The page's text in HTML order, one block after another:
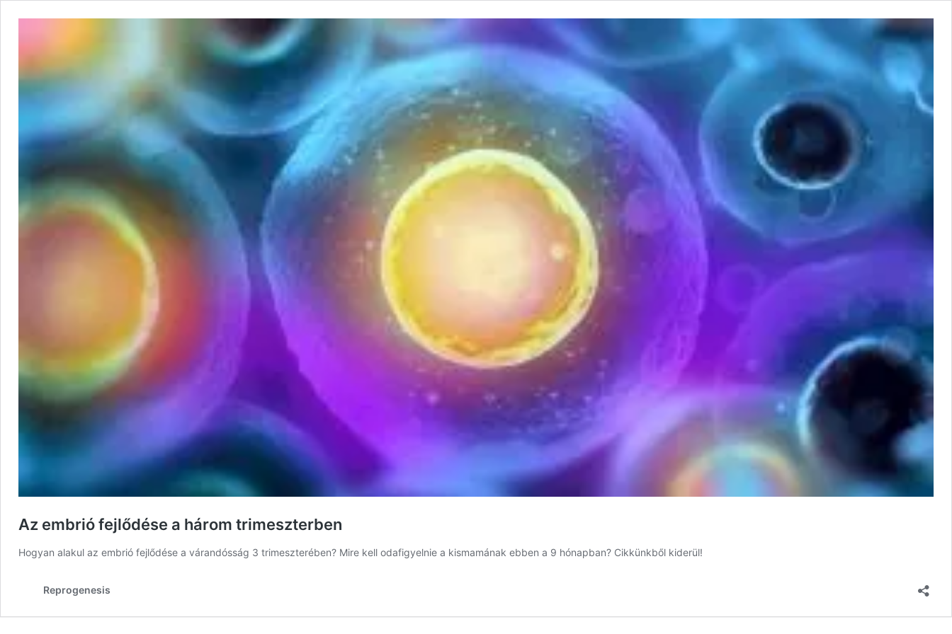
Az embrió fejlődése a három trimeszterben
Hogyan alakul az embrió fejlődése a várandósság 3 trimeszterében? Mire kell odafigyelnie a kismamának ebben a 9 hónapban? Cikkünkből kiderül!
Reprogenesis